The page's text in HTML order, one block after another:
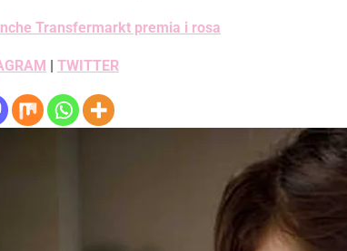
Transfermarkt premia i rosa
TWITTER